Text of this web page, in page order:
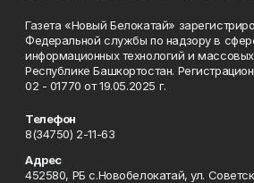
Газета «Новый Белокатай»
Федеральной службы по надзору в
информационных технологий и
Республике Башкортостан.
02 - 01770 от 19.05.2025 г.
Телефон
8(34750) 2-11-63
Адрес
452580, РБ с.Новобелокатай, ул.